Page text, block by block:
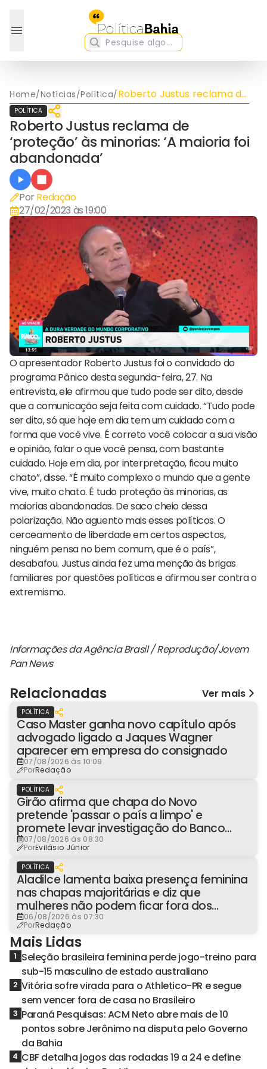
Home/Notícias/Política/Roberto Justus reclama de
‘proteção’ às minorias: ‘A
POLÍTICA
Roberto Justus reclama de
‘proteção’ às minorias: ‘A maioria foi
abandonada’
Por Redação
27/02/2023 às 19:00
O apresentador Roberto Justus foi o convidado do
programa Pânico desta segunda-feira, 27. Na
entrevista, ele afirmou que tudo pode ser dito, desde
que a comunicação seja feita com cuidado. “Tudo pode
ser dito, só que hoje em dia tem um cuidado com a
forma que você vive. É correto você colocar a sua visão
e opinião, falar o que você pensa, com bastante
cuidado. Hoje em dia, por interpretação, ficou muito
chato”, disse. “É muito complexo o mundo que a gente
vive, muito chato. É tudo proteção às minorias, as
maiorias abandonadas. De saco cheio dessa
polarização. Não aguento mais esses políticos. O
cerceamento de liberdade em certos aspectos,
ninguém pensa no bem comum, que é o país”,
desabafou. Justus ainda fez uma menção às brigas
familiares por questões políticas e afirmou ser contra o
extremismo.
Informações da Agência Brasil / Reprodução/Jovem
Pan News
Relacionadas Ver mais
POLÍTICA
Caso Master ganha novo capítulo após
advogado ligado a Jaques Wagner
aparecer em empresa do consignado
07/08/2026 às 10:09
PorRedação
POLÍTICA
Girão afirma que chapa do Novo
pretende 'passar o país a limpo' e
promete levar investigação do Banco
Master à Presidência
07/08/2026 às 08:30
PorEvilásio Júnior
POLÍTICA
Aladilce lamenta baixa presença feminina
nas chapas majoritárias e diz que
mulheres não podem ficar fora dos
espaços de poder
06/08/2026 às 07:30
PorRedação
Mais Lidas
1 Seleção brasileira feminina perde jogo-treino para
sub-15 masculino de estado australiano
2 Vitória sofre virada para o Athletico-PR e segue
sem vencer fora de casa no Brasileiro
3 Paraná Pesquisas: ACM Neto abre mais de 10
pontos sobre Jerônimo na disputa pelo Governo
da Bahia
4 CBF detalha jogos das rodadas 19 a 24 e define